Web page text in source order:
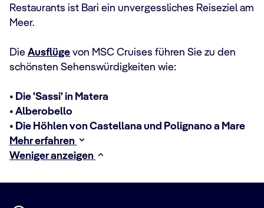
Restaurants ist Bari ein unvergessliches Reiseziel am
Meer.
Die Ausflüge von MSC Cruises führen Sie zu den
schönsten Sehenswürdigkeiten wie:
• Die 'Sassi' in Matera
• Alberobello
• Die Höhlen von Castellana und Polignano a Mare
Mehr erfahren
Weniger anzeigen